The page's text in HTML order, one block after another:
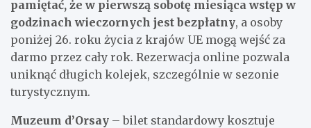
pamiętać, że w pierwszą sobotę miesiąca wstęp w
godzinach wieczornych jest bezpłatny, a osoby
poniżej 26. roku życia z krajów UE mogą wejść za
darmo przez cały rok. Rezerwacja online pozwala
uniknąć długich kolejek, szczególnie w sezonie
turystycznym.
Muzeum d’Orsay – bilet standardowy kosztuje